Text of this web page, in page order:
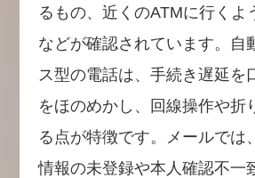
るもの、近くのATMに行くよ
などが確認されています。自
ス型の電話は、手続き遅延を
をほのめかし、回線操作や折
る点が特徴です。メールでは
情報の未登録や本人確認不一